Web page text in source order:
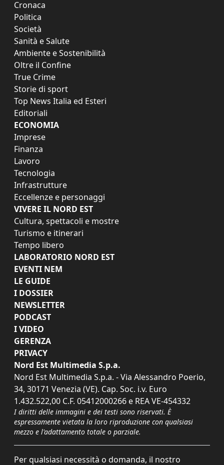
Cronaca
Politica
Società
Sanità e Salute
Ambiente e Sostenibilità
Oltre il Confine
True Crime
Storie di sport
Top News Italia ed Esteri
Editoriali
ECONOMIA
Imprese
Finanza
Lavoro
Tecnologia
Infrastrutture
Eccellenze e personaggi
VIVERE IL NORD EST
Cultura, spettacoli e mostre
Turismo e itinerari
Tempo libero
LABORATORIO NORD EST
EVENTI NEM
LE GUIDE
I DOSSIER
NEWSLETTER
PODCAST
I VIDEO
GERENZA
PRIVACY
Nord Est Multimedia S.p.a.
Nord Est Multimedia S.p.a. - Via Alessandro Poerio,
34, 30171 Venezia (VE). Cap. Soc. i.v. Euro
1.432.522,00 C.F. 05412000266 e REA VE-454332
I diritti delle immagini e dei testi sono riservati. È
espressamente vietata la loro riproduzione con qualsiasi
mezzo e l'adattamento totale o parziale.
Per qualsiasi necessità o domanda, il nostro